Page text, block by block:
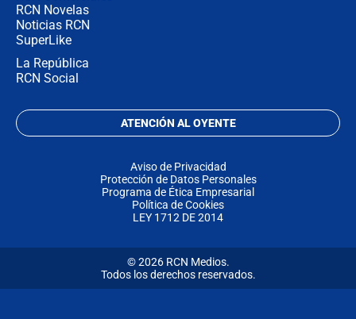
RCN Novelas
Noticias RCN
SuperLike
La República
RCN Social
ATENCIÓN AL OYENTE
Aviso de Privacidad
Protección de Datos Personales
Programa de Ética Empresarial
Política de Cookies
LEY 1712 DE 2014
© 2026 RCN Medios.
Todos los derechos reservados.